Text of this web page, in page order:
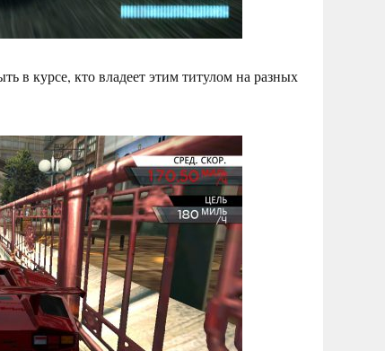
в курсе, кто владеет этим титулом на разных